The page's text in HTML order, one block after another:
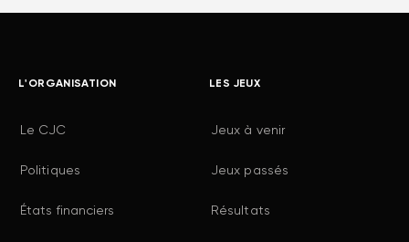
L'ORGANISATION
Le CJC
Politiques
États financiers
LES JEUX
Jeux à venir
Jeux passés
Résultats